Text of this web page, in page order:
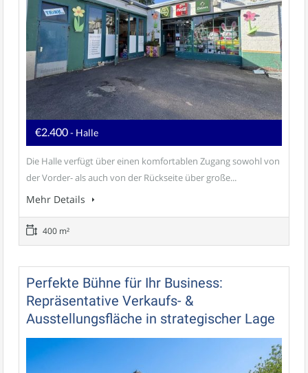
€2.400- Halle
Die Halle verfügt über einen komfortablen Zugang sowohl von
der Vorder- als auch von der Rückseite über große...
Mehr Details
400 m²
Perfekte Bühne für Ihr Business:
Repräsentative Verkaufs- &
Ausstellungsfläche in strategischer Lage